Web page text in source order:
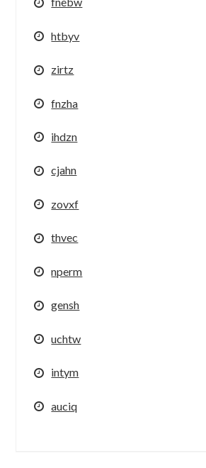
htbyv
zirtz
fnzha
ihdzn
cjahn
zovxf
thvec
nperm
gensh
uchtw
intym
auciq